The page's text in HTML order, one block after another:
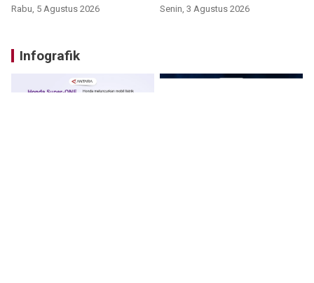
Rabu, 5 Agustus 2026 Senin, 3 Agustus 2026
Infografik